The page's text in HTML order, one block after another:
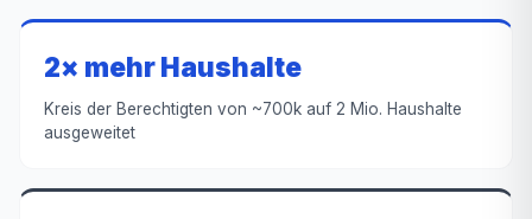
2× mehr Haushalte
Kreis der Berechtigten von ~700k auf 2 Mio. Haushalte
ausgeweitet